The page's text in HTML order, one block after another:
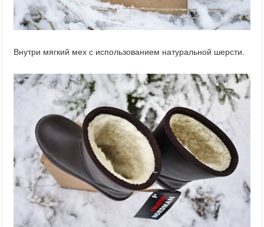
Внутри мягкий мех с использованием натуральной шерсти.